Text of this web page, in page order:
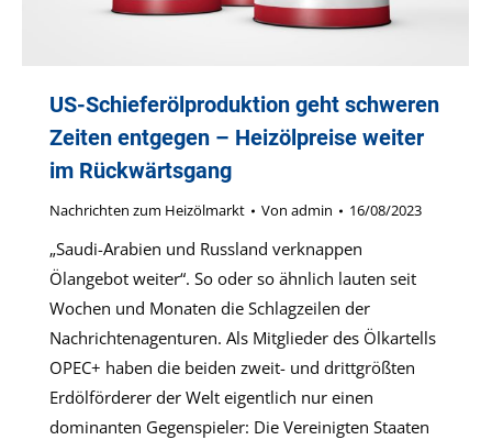
US-Schieferölproduktion geht schweren
Zeiten entgegen – Heizölpreise weiter
im Rückwärtsgang
Nachrichten zum Heizölmarkt Von admin 16/08/2023
„Saudi-Arabien und Russland verknappen
Ölangebot weiter“. So oder so ähnlich lauten seit
Wochen und Monaten die Schlagzeilen der
Nachrichtenagenturen. Als Mitglieder des Ölkartells
OPEC+ haben die beiden zweit- und drittgrößten
Erdölförderer der Welt eigentlich nur einen
dominanten Gegenspieler: Die Vereinigten Staaten